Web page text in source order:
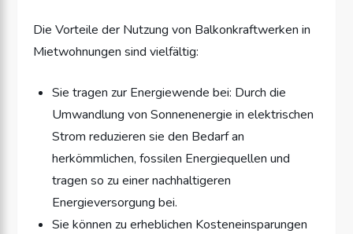
Die Vorteile der Nutzung von Balkonkraftwerken in
Mietwohnungen sind vielfältig:
Sie tragen zur Energiewende bei: Durch die
Umwandlung von Sonnenenergie in elektrischen
Strom reduzieren sie den Bedarf an
herkömmlichen, fossilen Energiequellen und
tragen so zu einer nachhaltigeren
Energieversorgung bei.
Sie können zu erheblichen Kosteneinsparungen